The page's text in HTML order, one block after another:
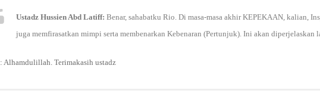
Ustadz Hussien Abd Latiff: Benar, sahabatku Rio. Di masa-masa akhir KEPEKAAN, kalian,
juga memfirasatkan mimpi serta membenarkan Kebenaran (Pertunjuk). Ini akan diperjelaskan
: Alhamdulillah. Terimakasih ustadz